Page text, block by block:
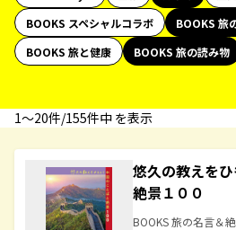
BOOKS スペシャルコラボ
BOOKS 旅
BOOKS 旅と健康
BOOKS 旅の読み物
1〜20件/155件中 を表示
悠久の教えを
絶景１００
BOOKS 旅の名言＆